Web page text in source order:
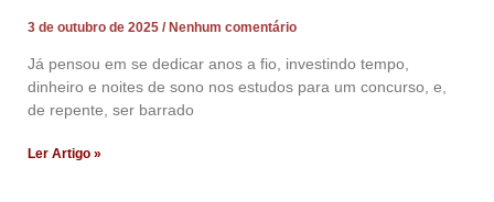
3 de outubro de 2025 Nenhum comentário
Já pensou em se dedicar anos a fio, investindo tempo,
dinheiro e noites de sono nos estudos para um concurso, e,
de repente, ser barrado
Ler Artigo »